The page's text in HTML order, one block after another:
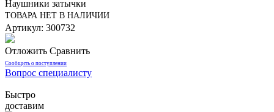
Наушники затычки
ТОВАРА НЕТ В НАЛИЧИИ
Артикул: 300732
Отложить Сравнить
Сообщить о поступлении
Вопрос специалисту
Быстро
доставим